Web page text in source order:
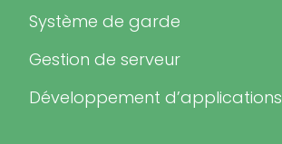
Système de garde
Gestion de serveur
Développement d’applications